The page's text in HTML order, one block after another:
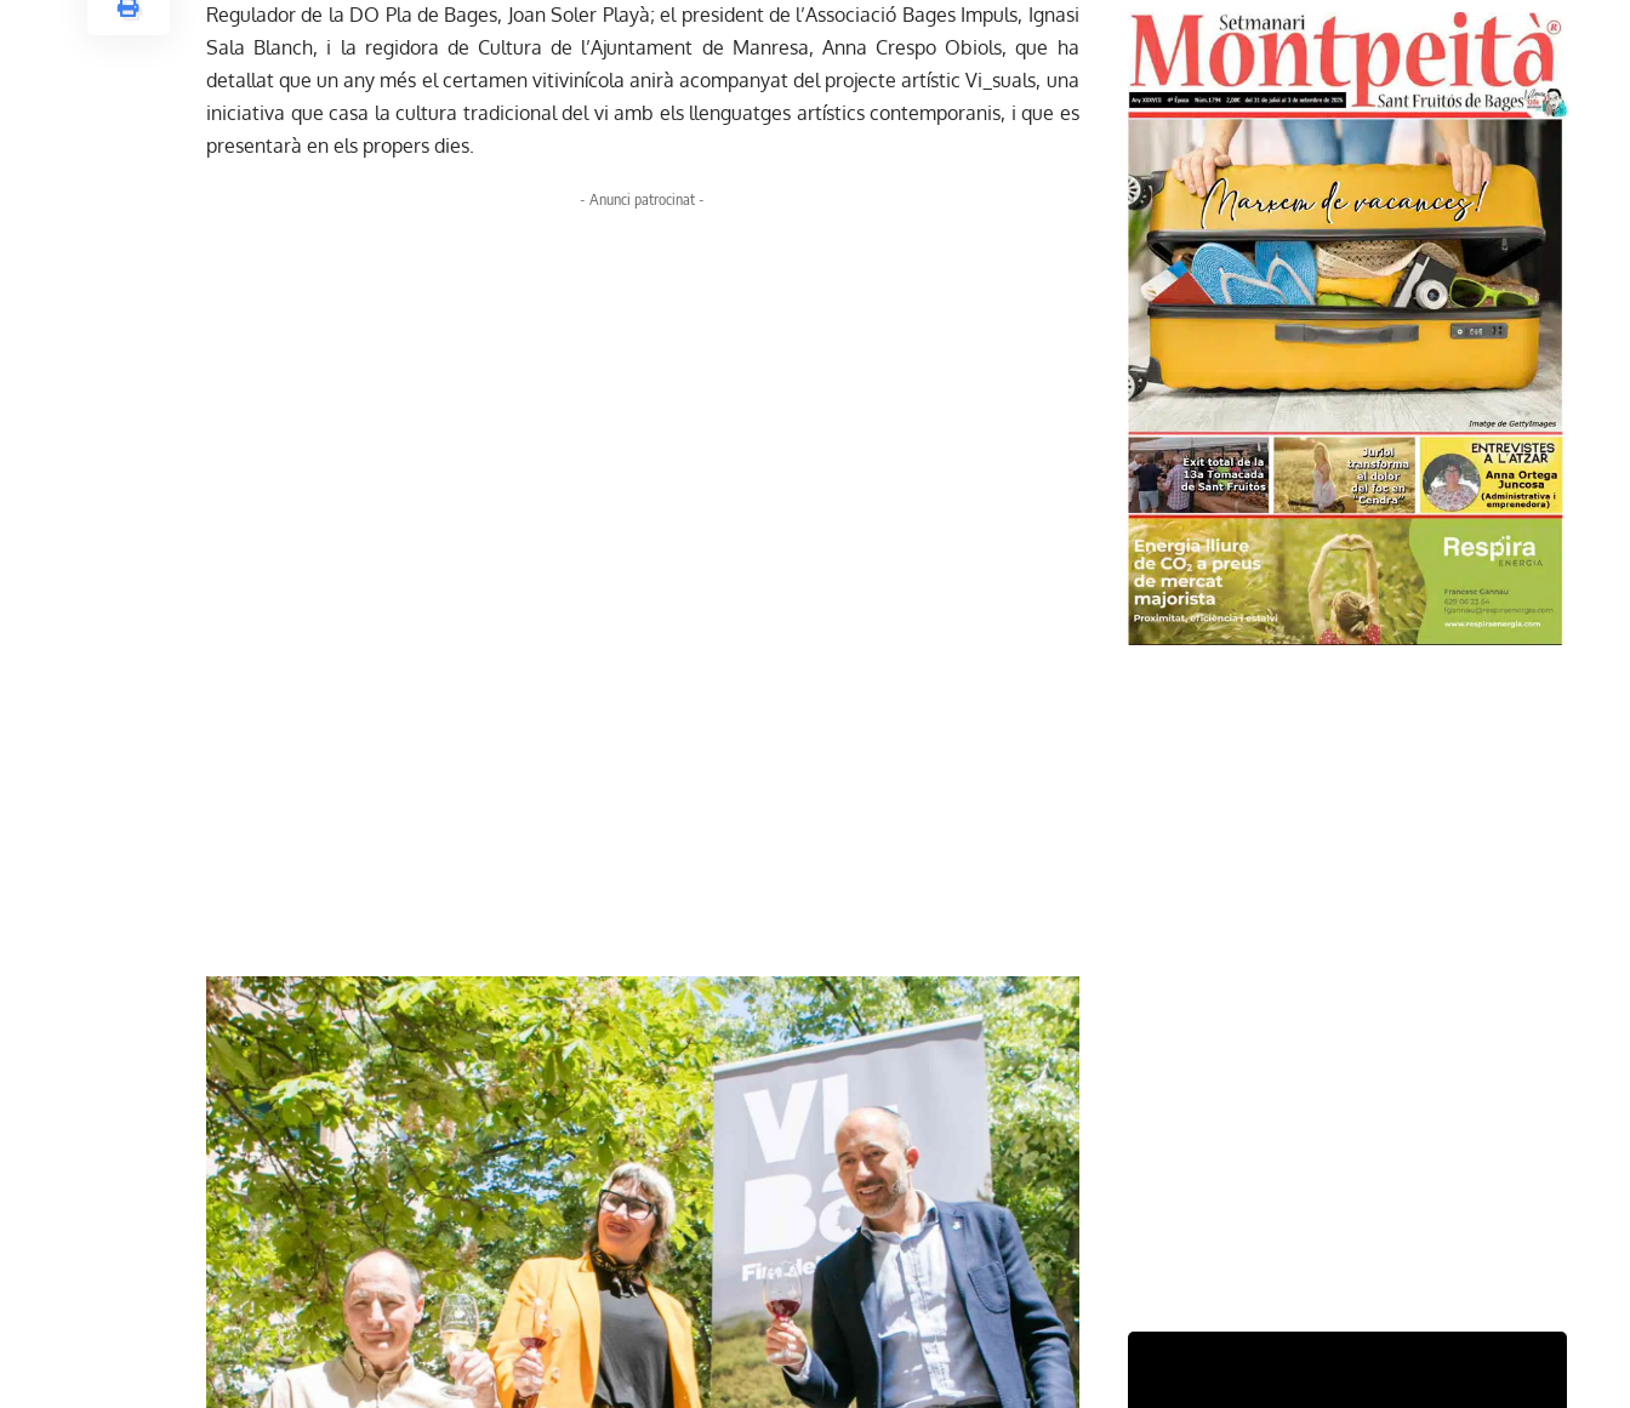
Regulador de la DO Pla de Bages, Joan Soler Playà; el president de l’Associació Bages Impuls, Ignasi
Sala Blanch, i la regidora de Cultura de l’Ajuntament de Manresa, Anna Crespo Obiols, que ha
detallat que un any més el certamen vitivinícola anirà acompanyat del projecte artístic Vi_suals, una
iniciativa que casa la cultura tradicional del vi amb els llenguatges artístics contemporanis, i que es
presentarà en els propers dies.
- Anunci patrocinat -